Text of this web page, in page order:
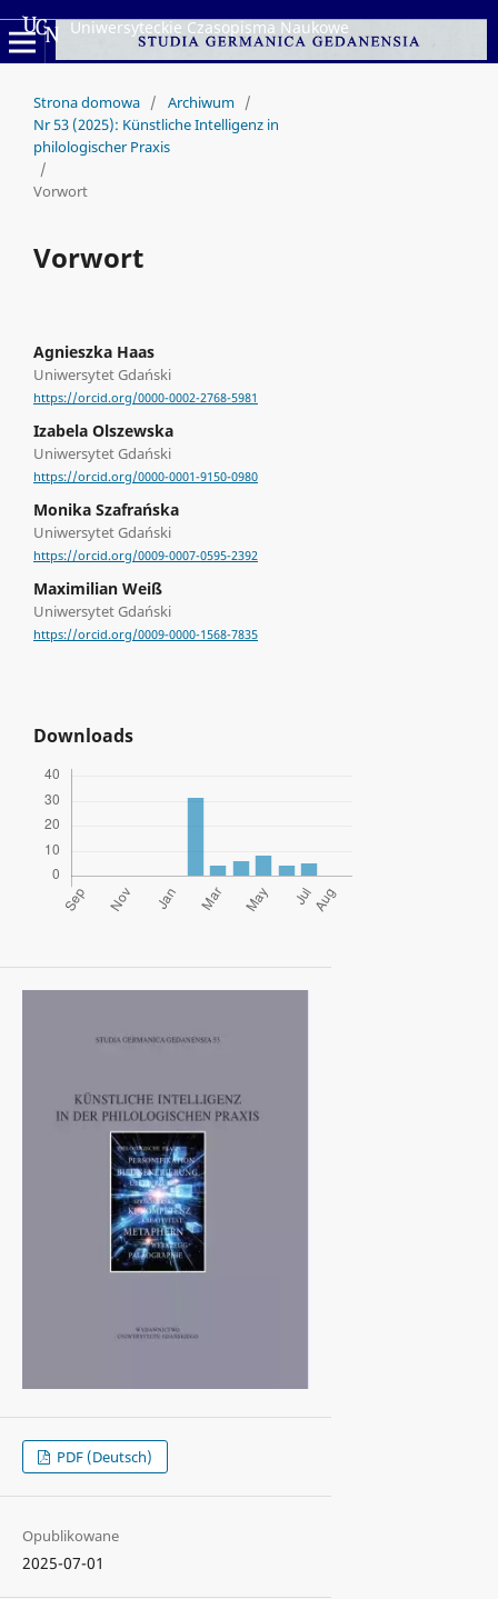
Uniwersyteckie Czasopisma Naukowe
Strona domowa / Archiwum /
Nr 53 (2025): Künstliche Intelligenz in
philologischer Praxis
/
Vorwort
Vorwort
Agnieszka Haas
Uniwersytet Gdański
https://orcid.org/0000-0002-2768-5981
Izabela Olszewska
Uniwersytet Gdański
https://orcid.org/0000-0001-9150-0980
Monika Szafrańska
Uniwersytet Gdański
https://orcid.org/0009-0007-0595-2392
Maximilian Weiß
Uniwersytet Gdański
https://orcid.org/0009-0000-1568-7835
Downloads
PDF (Deutsch)
Opublikowane
2025-07-01